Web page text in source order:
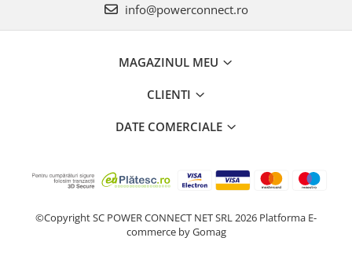
info@powerconnect.ro
MAGAZINUL MEU
CLIENTI
DATE COMERCIALE
©Copyright SC POWER CONNECT NET SRL 2026 Platforma E-
commerce by Gomag